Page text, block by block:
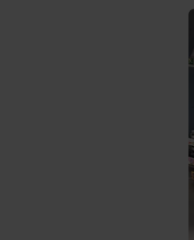
Hier gibt es
Das hier ist ein Platzhalter
Ja, ich erlaube die
Ich bin damit einverstanden,
an Drittplattformen übermittelt